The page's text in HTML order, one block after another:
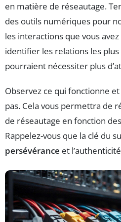
en matière de réseautage.
des outils numériques pour
les interactions que vous
identifier les relations les
pourraient nécessiter plus
Observez ce qui fonctionne
pas. Cela vous permettra de
de réseautage en fonction
Rappelez-vous que la clé du
persévérance et